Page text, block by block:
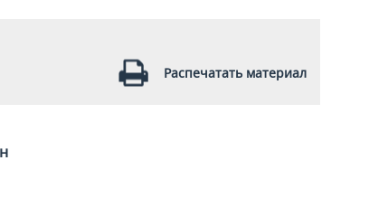
Распечатать материал